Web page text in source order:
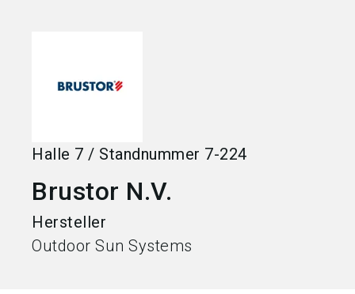
Halle 7 / Standnummer 7-224
Brustor N.V.
Hersteller
Outdoor Sun Systems